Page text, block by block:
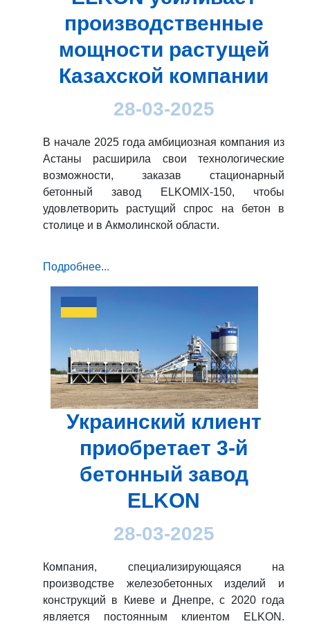
производственные
мощности растущей
Казахской компании
28-03-2025
В начале 2025 года амбициозная компания из
Астаны расширила свои технологические
возможности, заказав стационарный
бетонный завод ELKOMIX-150, чтобы
удовлетворить растущий спрос на бетон в
столице и в Акмолинской области.
Подробнее...
Украинский клиент
приобретает 3-й
бетонный завод
ELKON
28-03-2025
Компания, специализирующаяся на
производстве железобетонных изделий и
конструкций в Киеве и Днепре, с 2020 года
является постоянным клиентом ELKON.